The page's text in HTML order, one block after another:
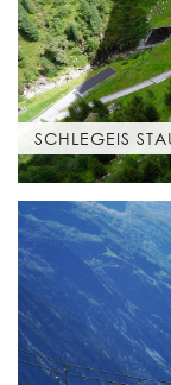
SCHLEGEIS